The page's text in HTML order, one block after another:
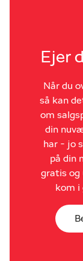
Ejer
Når du
så kan
om
din
har - jo
på din
gratis og
kom i